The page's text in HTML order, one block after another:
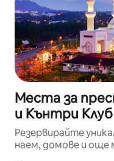
Места за
и Кънтри Клуб
Резервирайте
наем, домове и още